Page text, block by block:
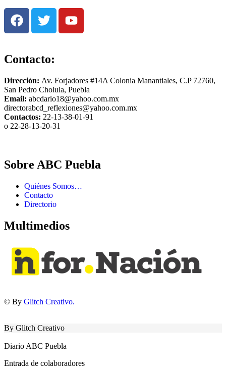
Contacto:
Dirección: Av. Forjadores #14A Colonia Manantiales, C.P 72760,
San Pedro Cholula, Puebla
Email: abcdario18@yahoo.com.mx
directorabcd_reflexiones@yahoo.com.mx
Contactos: 22-13-38-01-91
o 22-28-13-20-31
Sobre ABC Puebla
Quiénes Somos…
Contacto
Directorio
Multimedios
© By Glitch Creativo.
By Glitch Creativo
Diario ABC Puebla
Entrada de colaboradores